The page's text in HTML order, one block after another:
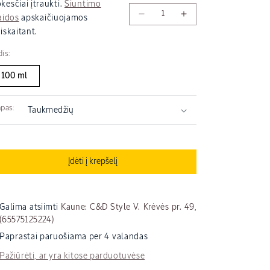
įtraukti. Siuntimo
apskaičiuojamos
SumažintiPadidinti
100 ml
Įdėti į krepšelį
Galima atsiimti Kaune: C&D Style V. Krėvės pr. 49,
(65575125224)
Paprastai paruošiama per 4 valandas
Pažiūrėti, ar yra kitose parduotuvėse